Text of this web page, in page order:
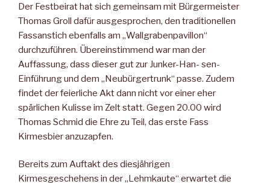
Der Festbeirat hat sich gemeinsam mit Bürgermeister
Thomas Groll dafür ausgesprochen, den traditionellen
Fassanstich ebenfalls am „Wallgrabenpavillon“
durchzuführen. Übereinstimmend war man der
Auffassung, dass dieser gut zur Junker-Han- sen-
Einführung und dem „Neubürgertrunk“ passe. Zudem
findet der feierliche Akt dann nicht vor einer eher
spärlichen Kulisse im Zelt statt. Gegen 20.00 wird
Thomas Schmid die Ehre zu Teil, das erste Fass
Kirmesbier anzuzapfen.
Bereits zum Auftakt des diesjährigen
Kirmesgeschehens in der „Lehmkaute“ erwartet die